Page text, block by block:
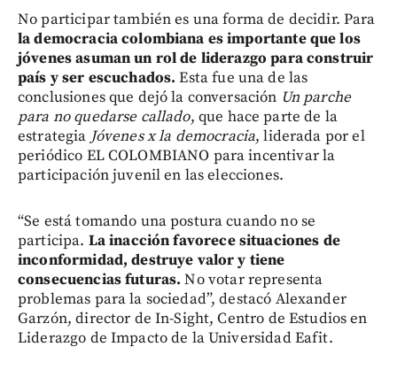
No participar también es una forma de decidir. Para
la democracia colombiana es importante que los
jóvenes asuman un rol de liderazgo para construir
país y ser escuchados.Esta fue una de las
conclusiones que dejó la conversación Un parche
para no quedarse callado, que hace parte de la
estrategia Jóvenes x la democracia, liderada por el
periódico EL COLOMBIANO para incentivar la
participación juvenil en las elecciones.
“Se está tomando una postura cuando no se
participa. La inacción favorece situaciones de
inconformidad, destruye valor y tiene
consecuencias futuras. No votar representa
problemas para la sociedad”, destacó Alexander
Garzón, director de In-Sight, Centro de Estudios en
Liderazgo de Impacto de la Universidad Eafit.